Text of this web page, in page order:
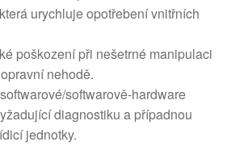
urychluje opotřebení vnitřních
poškození při nešetrné manipulaci
nehodě.
softwarově-hardware
diagnostiku a případnou
jednotky.